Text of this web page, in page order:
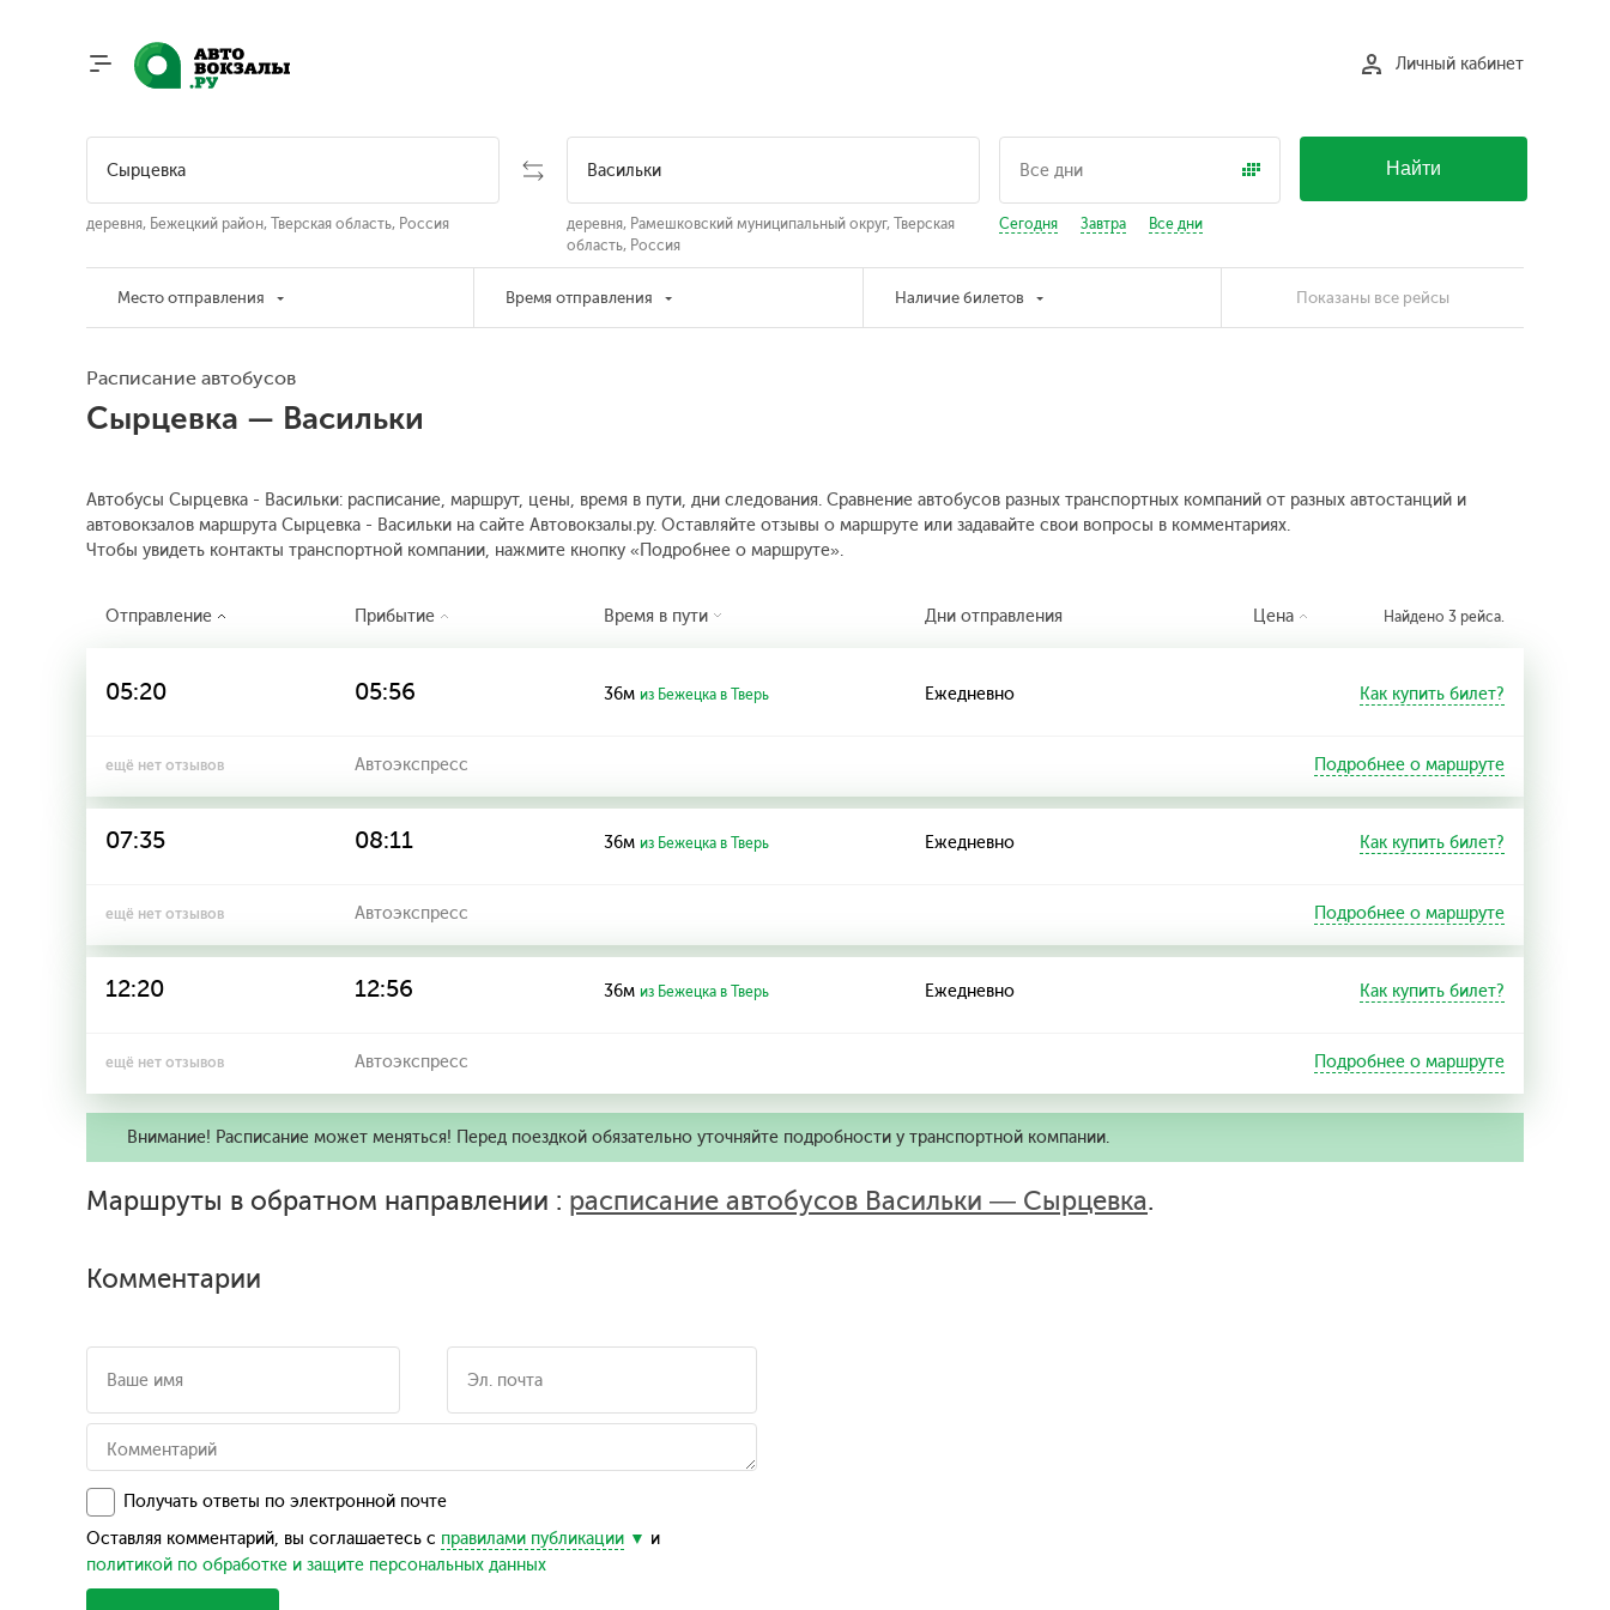
Личный кабинет
деревня, Бежецкий район, Тверская область, Россия
деревня, Рамешковский муниципальный округ, Тверская
область, Россия
Сегодня Завтра Все дни
Найти
Место отправления Время отправления Наличие билетов Показаны все рейсы
Расписание автобусов
Сырцевка — Васильки
Автобусы Сырцевка - Васильки: расписание, маршрут, цены, время в пути, дни следования. Сравнение автобусов разных транспортных компаний от разных автостанций и
автовокзалов маршрута Сырцевка - Васильки на сайте Автовокзалы.ру. Оставляйте отзывы о маршруте или задавайте свои вопросы в комментариях.
Чтобы увидеть контакты транспортной компании, нажмите кнопку «Подробнее о маршруте».
Отправление Прибытие Время в пути Дни отправления Цена Найдено 3 рейса.
05:20 05:56 36м из Бежецка в Тверь Ежедневно Как купить билет?
ещё нет отзывов Автоэкспресс Подробнее о маршруте
07:35 08:11 36м из Бежецка в Тверь Ежедневно Как купить билет?
ещё нет отзывов Автоэкспресс Подробнее о маршруте
12:20 12:56 36м из Бежецка в Тверь Ежедневно Как купить билет?
ещё нет отзывов Автоэкспресс Подробнее о маршруте
Внимание! Расписание может меняться! Перед поездкой обязательно уточняйте подробности у транспортной компании.
Маршруты в обратном направлении : расписание автобусов Васильки — Сырцевка.
Комментарии
Получать ответы по электронной почте
Оставляя комментарий, вы соглашаетесь с правилами публикации
и
политикой по обработке и защите персональных данных